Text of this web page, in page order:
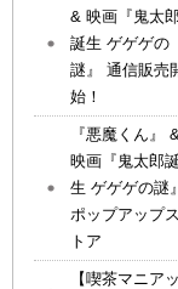
& 映画『鬼太
誕生 ゲゲゲの
謎』 通信販売
始！
『悪魔くん』
映画『鬼太郎誕
生 ゲゲゲの謎』
ポップアップス
トア
【喫茶マニアッ